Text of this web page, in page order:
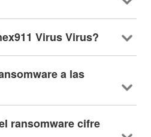
Virus Virus?
a las
ransomware cifre